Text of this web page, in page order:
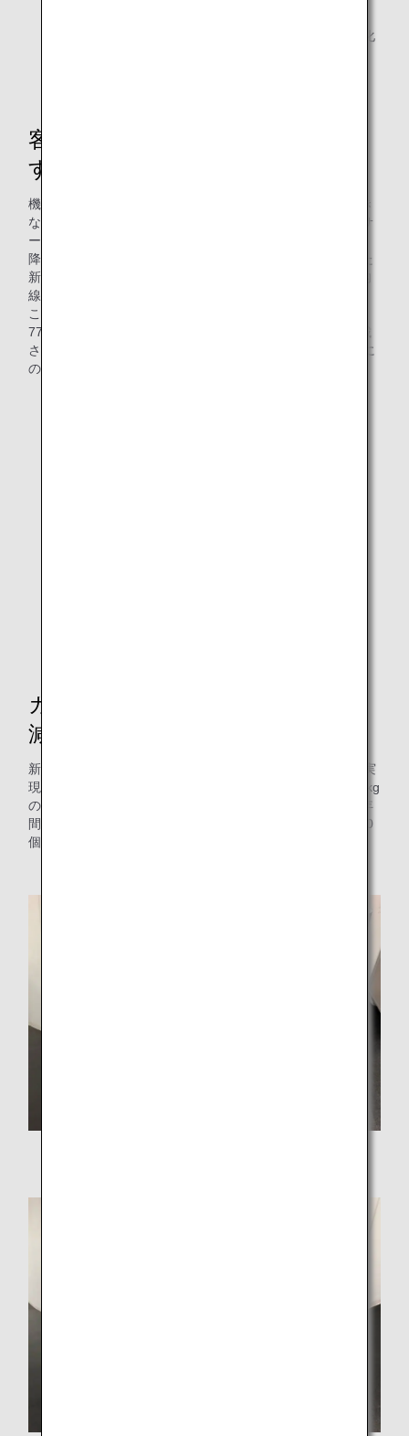
運航乗務員と客室乗務員が使用するマニュアルの電子化
客室乗務員が機内サービスで使用
するカートの軽量化
機体重量削減のための様々な取り組みの中でもとりわけ大き
な効果を生み出しているのが、客室乗務員が使用する機内サ
ービス用カートの軽量化です。ANAグループでは2015年以
降、材料の変更や部品の数を減らすことにより軽量化された
新型カートを国際線から順次導入し、2022年5月までに国内
線を含めたすべての路線で入れ替えが完了する予定です。
この新型軽量カートは国際線で使用されているボーイング
777-300ER型機では大小あわせて1機あたり約70台程度搭載
されており、ANAグループとしての総保有数は約17,000台に
のぼります。
カート軽量化によるCO2排出量削
減効果
新型軽量カートは、従来品と比べて最大10kgの重量軽減を実
現しており、ボーイング777-300ER型機1機あたりで約580kg
の重量削減効果があります。ANAが保有する飛行機全体で年
間約5,700トンの燃料消費量を削減し、25mプール 約17,500
個分相当のCO2排出量削減に貢献しています。